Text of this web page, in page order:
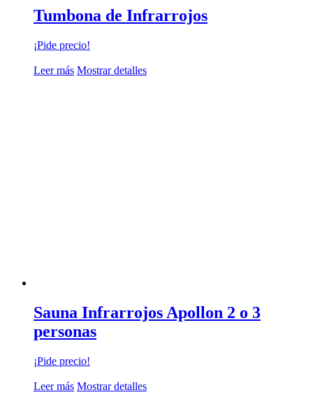
Tumbona de Infrarrojos
¡Pide precio!
Leer más Mostrar detalles
Sauna Infrarrojos Apollon 2 o 3
personas
¡Pide precio!
Leer más Mostrar detalles